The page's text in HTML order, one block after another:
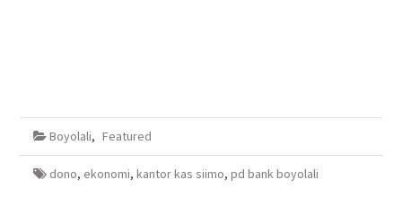
Boyolali, Featured
dono, ekonomi, kantor kas siimo, pd bank boyolali